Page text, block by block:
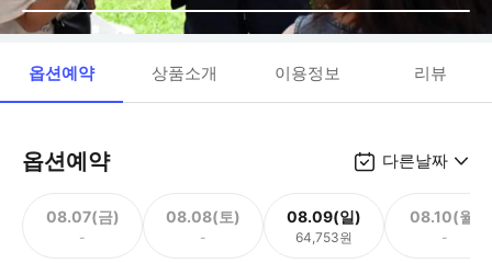
옵션예약 상품소개 이용정보 리뷰
옵션예약 다른날짜
08.07(금)
-
08.08(토)
-
08.09(일)
64,753원
08.10(월)
-